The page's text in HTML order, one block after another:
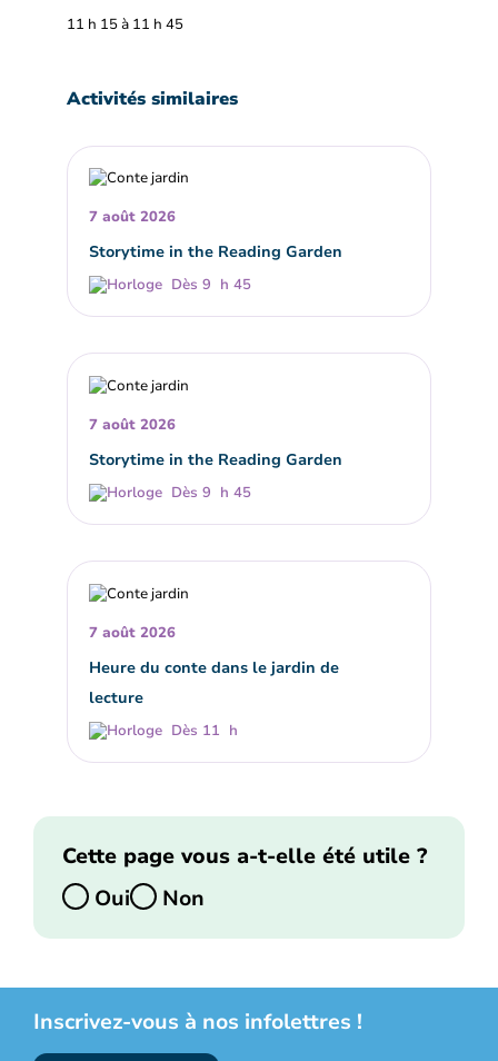
11 h 15 à 11 h 45
Activités similaires
7 août 2026
Storytime in the Reading Garden
Dès 9 h 45
7 août 2026
Storytime in the Reading Garden
Dès 9 h 45
7 août 2026
Heure du conte dans le jardin de
lecture
Dès 11 h
Cette page vous a-t-elle été utile ?
Oui
Non
Inscrivez-vous à nos infolettres !